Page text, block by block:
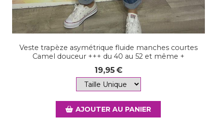
Veste trapèze asymétrique fluide manches courtes
Camel douceur +++ du 40 au 52 et même +
19,95€
AJOUTER AU PANIER